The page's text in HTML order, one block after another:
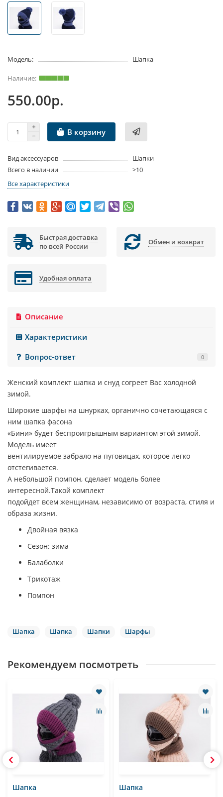
Модель: Шапка
550.00р.
В корзину
Вид аксессуаров
Шапки
Всего в наличии
>10
Все характеристики
Быстрая доставка
по всей России
Обмен и возврат
Удобная оплата
Описание
Характеристики
Вопрос-ответ
0
Женский комплект шапка и снуд согреет Вас холодной
зимой.
Широкие шарфы на шнурках, органично сочетающаяся с
ним шапка фасона
«Бини» будет беспроигрышным вариантом этой зимой.
Модель имеет
вентилируемое забрало на пуговицах, которое легко
отстегивается.
А небольшой помпон, сделает модель более
интересной.Такой комплект
подойдет всем женщинам, независимо от возраста, стиля и
образа жизни.
Двойная вязка
Сезон: зима
Балаболки
Трикотаж
Помпон
Шапка Шапка Шапки Шарфы
Рекомендуем посмотреть
Шапка Шапка